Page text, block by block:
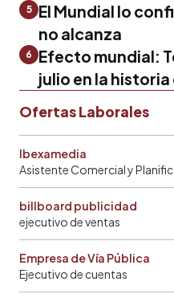
5
El Mundial lo
no alcanza
6
Efecto mundial:
julio en la historia
Ofertas Laborales
Ibexamedia
Asistente Comercial y
billboard publicidad
ejecutivo de ventas
Empresa de Vía Pública
Ejecutivo de cuentas